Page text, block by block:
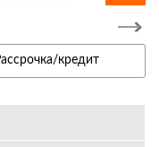
Рассрочка/кредит